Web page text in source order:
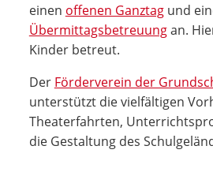
einen offenen Ganztagund
Übermittagsbetreuungan.
Kinder betreut.
Der Förderverein der
unterstützt die vielfältigen
Theaterfahrten,
die Gestaltung des